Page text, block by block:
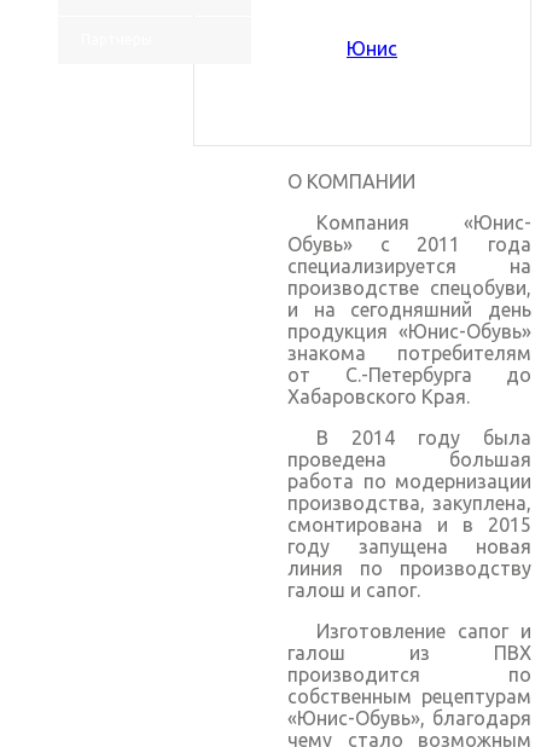
О КОМПАНИИ
Компания «Юнис-
Обувь» с 2011 года
специализируется на
производстве спецобуви,
и на сегодняшний день
продукция «Юнис-Обувь»
знакома потребителям
от С.-Петербурга до
Хабаровского Края.
В 2014 году была
проведена большая
работа по модернизации
производства, закуплена,
смонтирована и в 2015
году запущена новая
линия по производству
галош и сапог.
Изготовление сапог и
галош из ПВХ
производится по
собственным рецептурам
«Юнис-Обувь», благодаря
чему стало возможным